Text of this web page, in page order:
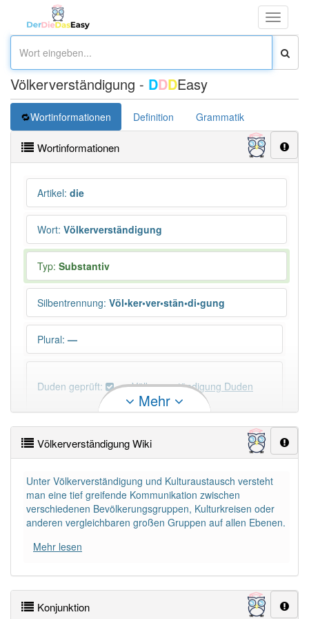
Toggle
Völkerverständigung - DDDEasy
Wortinformationen Definition Grammatik
Wortinformationen
Artikel: die
Wort: Völkerverständigung
Typ: Substantiv
Silbentrennung: Völ•ker•ver•stän•di•gung
Plural: —
Duden geprüft: Völkerverständigung Duden
×
Wörter, die mit "-ung" enden, haben fast immer
DER: 127Ausnahmen Beispiele
DIE: 11 043
PowerIndex:
Mehr
Völkerverständigung Wiki
Unter Völkerverständigung und Kulturaustausch versteht
man eine tief greifende Kommunikation zwischen
verschiedenen Bevölkerungsgruppen, Kulturkreisen oder
anderen vergleichbaren großen Gruppen auf allen Ebenen.
Mehr lesen
Konjunktion